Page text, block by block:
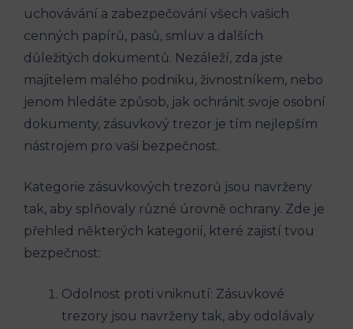
uchovávání a zabezpečování všech vašich
cenných papírů, pasů, smluv a dalších
důležitých dokumentů. Nezáleží, zda jste
majitelem malého podniku, živnostníkem, nebo
jenom hledáte způsob, jak ochránit svoje osobní
dokumenty, zásuvkový trezor je tím nejlepším
nástrojem pro vaši bezpečnost.
Kategorie zásuvkových trezorů jsou navrženy
tak, aby splňovaly různé úrovně ochrany. Zde je
přehled některých kategorií, které zajistí tvou
bezpečnost:
Odolnost proti vniknutí: Zásuvkové
trezory jsou navrženy tak, aby odolávaly